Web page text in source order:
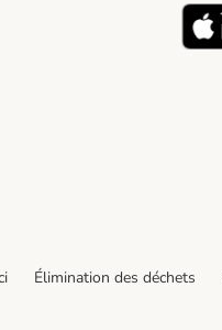
Élimination des déchets